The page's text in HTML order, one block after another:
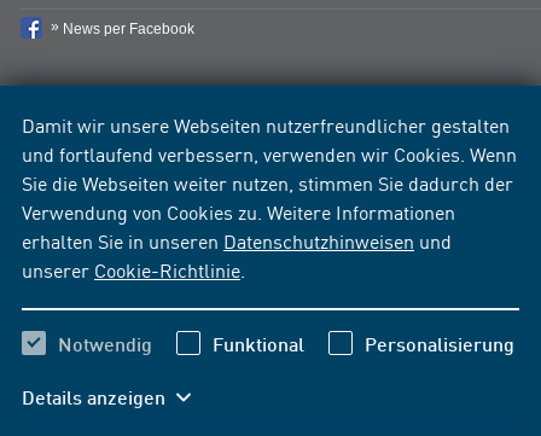
Damit wir unsere Webseiten nutzerfreundlicher gestalten
und fortlaufend verbessern, verwenden wir Cookies. Wenn
Sie die Webseiten weiter nutzen, stimmen Sie dadurch der
Verwendung von Cookies zu. Weitere Informationen
erhalten Sie in unseren Datenschutzhinweisen und
unserer Cookie-Richtlinie
Notwendig Funktional Personalisierung
Details anzeigen
News per Facebook